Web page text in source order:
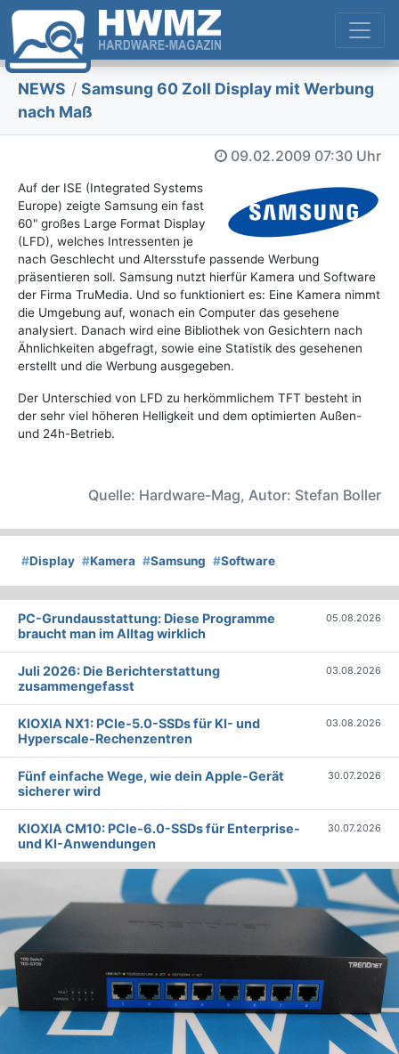
NEWS / Samsung 60 Zoll Display mit Werbung
nach Maß
09.02.2009 07:30 Uhr
Auf der ISE (Integrated Systems
Europe) zeigte Samsung ein fast
60" großes Large Format Display
(LFD), welches Intressenten je
nach Geschlecht und Altersstufe passende Werbung
präsentieren soll. Samsung nutzt hierfür Kamera und Software
der Firma TruMedia. Und so funktioniert es: Eine Kamera nimmt
die Umgebung auf, wonach ein Computer das gesehene
analysiert. Danach wird eine Bibliothek von Gesichtern nach
Ähnlichkeiten abgefragt, sowie eine Statistik des gesehenen
erstellt und die Werbung ausgegeben.
Der Unterschied von LFD zu herkömmlichem TFT besteht in
der sehr viel höheren Helligkeit und dem optimierten Außen-
und 24h-Betrieb.
Quelle: Hardware-Mag, Autor: Stefan Boller
#Display #Kamera #Samsung #Software
PC-Grundausstattung: Diese Programme
braucht man im Alltag wirklich
05.08.2026
Juli 2026: Die Bericht­erstattung
zusammengefasst
03.08.2026
KIOXIA NX1: PCIe-5.0-SSDs für KI- und
Hyperscale-Rechenzentren
03.08.2026
Fünf einfache Wege, wie dein Apple-Gerät
sicherer wird
30.07.2026
KIOXIA CM10: PCIe-6.0-SSDs für Enterprise-
und KI-Anwendungen
30.07.2026